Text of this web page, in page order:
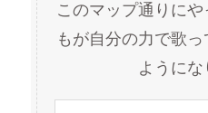
このマップ通りに
もが自分の力で歌
ようにな